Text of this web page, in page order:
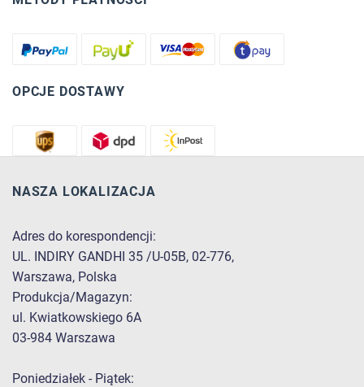
OPCJE DOSTAWY
NASZA LOKALIZACJA
Adres do korespondencji:
UL. INDIRY GANDHI 35 /U-05B, 02-776,
Warszawa, Polska
Produkcja/Magazyn:
ul. Kwiatkowskiego 6A
03-984 Warszawa
Poniedziałek - Piątek: